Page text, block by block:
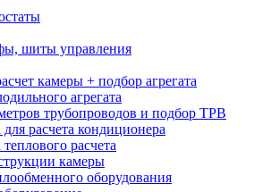
шиты управления
камеры + подбор агрегата
агрегата
трубопроводов и подбор ТРВ
расчета кондиционера
расчета
камеры
оборудования